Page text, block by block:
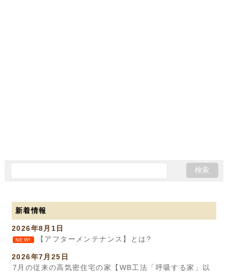
新着情報
2026年8月1日
NEW! 【アフターメンテナンス】とは?
2026年7月25日
7月の従来の高気密住宅の家【WB工法「呼吸する家」以